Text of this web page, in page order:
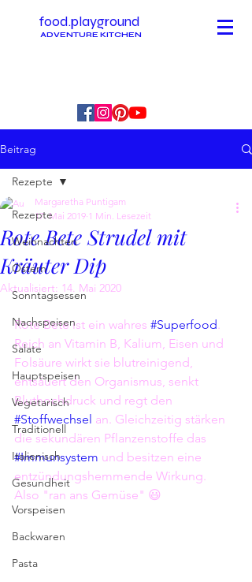
food.playground
ADVENTURE KITCHEN
Beitrag
Rezepte
Weihnachten
Ostern
Sonntagsessen
Nachspeisen
Salate
Hauptspeisen
Vegetarisch
Traditionell
Italienisch
Gesundheit
Vorspeisen
Backwaren
Pasta
Rezepte
Rote Bete Strudel mit
Kräuter Dip
Margaretha Puntigam
17. Mai 2019 1 Min. Lesezeit
Aktualisiert: 14. Mai 2020
Rote Bete ist ein wahres #Superfood.
Reich an Vitamin B, Kalium, Eisen und
Folsäure wirkt sie blutreinigend,
entsäuert den Organismus, senkt
Bluthochdruck und regt den
#Stoffwechsel an. Gleichzeitig stärken
die sekundären Pflanzenstoffe das
#Immunsystem und besitzen eine
entzündungshemmende Wirkung.
Also "ran ans Gemüse" 😃